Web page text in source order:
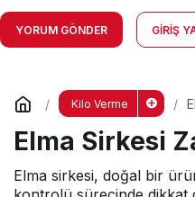
YORUM GÖNDER GIRIŞ
Kilo Verme
Elma Sirkesi
Elma sirkesi, doğal bir